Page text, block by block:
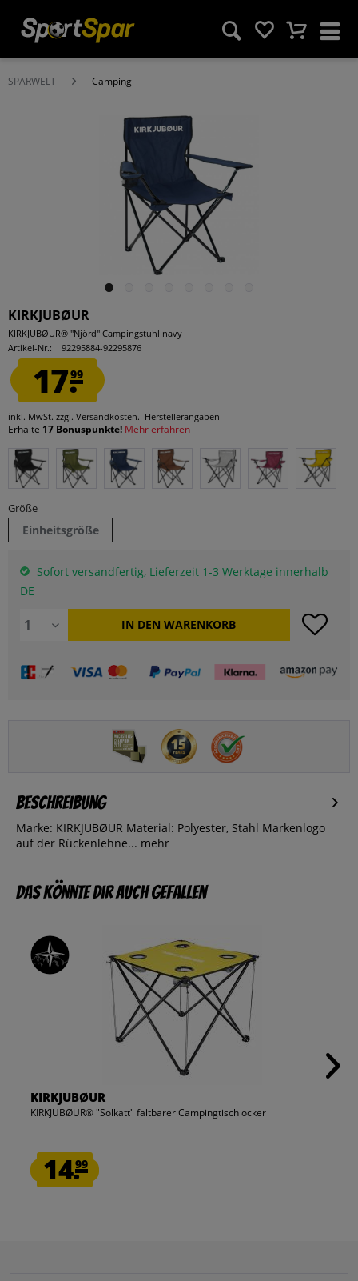
SPARWELT Camping
KIRKJUBØUR
KIRKJUBØUR® "Njörd" Campingstuhl navy
Artikel-Nr.:
92295884-92295876
17.99
inkl. MwSt. zzgl. Versandkosten. Herstellerangaben
Erhalte 17 Bonuspunkte! Mehr erfahren
Größe
Einheitsgröße
Sofort versandfertig, Lieferzeit 1-3 Werktage innerhalb
DE
IN DEN WARENKORB
Beschreibung
Marke: KIRKJUBØUR Material: Polyester, Stahl Markenlogo
auf der Rückenlehne... mehr
Das könnte dir auch gefallen
KIRKJUBØUR
KIRKJUBØUR® "Solkatt" faltbarer Campingtisch ocker
14.99